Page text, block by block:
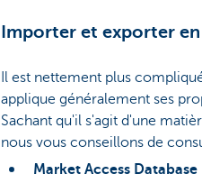
Importer et exporter en
Il est nettement plus
applique généralement ses
Sachant qu'il s'agit d'une
nous vous conseillons de
Market Access Database